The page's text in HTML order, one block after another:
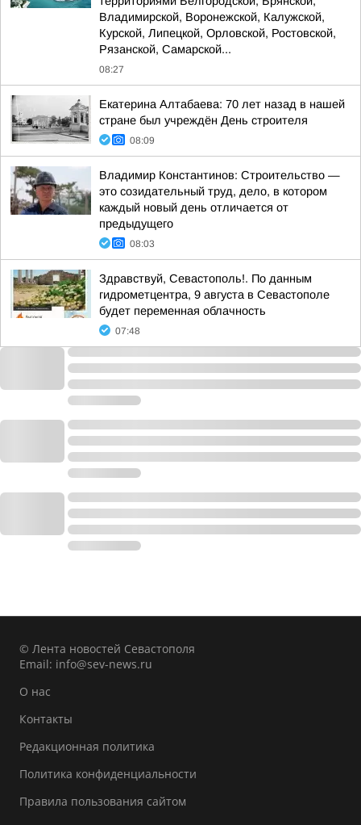
Владимирской, Воронежской, Калужской,
Курской, Липецкой, Орловской, Ростовской,
Рязанской, Самарской...
08:27
Екатерина Алтабаева: 70 лет назад в нашей
стране был учреждён День строителя
08:09
Владимир Константинов: Строительство —
это созидательный труд, дело, в котором
каждый новый день отличается от
предыдущего
08:03
Здравствуй, Севастополь!. По данным
гидрометцентра, 9 августа в Севастополе
будет переменная облачность
07:48
© Лента новостей Севастополя
Email: info@sev-news.ru
О нас
Контакты
Редакционная политика
Политика конфиденциальности
Правила пользования сайтом